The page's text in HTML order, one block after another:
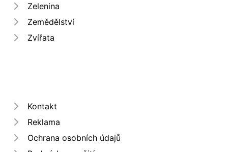
Zelenina
Zemědělství
Zvířata
Kontakt
Reklama
Ochrana osobních údajů